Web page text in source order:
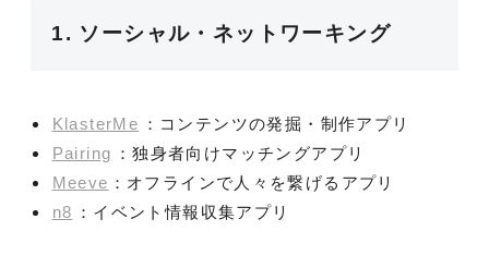
1. ソーシャル・ネットワーキング
KlasterMe ：コンテンツの発掘・制作アプリ
Pairing ：独身者向けマッチングアプリ
Meeve ：オフラインで人々を繋げるアプリ
n8 ：イベント情報収集アプリ